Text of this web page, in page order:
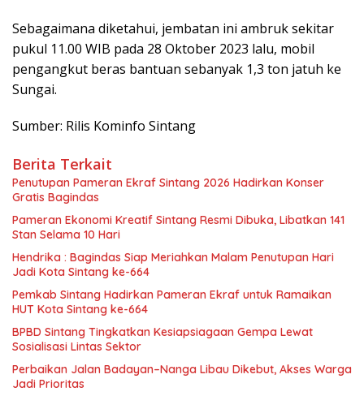
Sebagaimana diketahui, jembatan ini ambruk sekitar
pukul 11.00 WIB pada 28 Oktober 2023 lalu, mobil
pengangkut beras bantuan sebanyak 1,3 ton jatuh ke
Sungai.
Sumber: Rilis Kominfo Sintang
Berita Terkait
Penutupan Pameran Ekraf Sintang 2026 Hadirkan Konser
Gratis Bagindas
Pameran Ekonomi Kreatif Sintang Resmi Dibuka, Libatkan 141
Stan Selama 10 Hari
Hendrika : Bagindas Siap Meriahkan Malam Penutupan Hari
Jadi Kota Sintang ke-664
Pemkab Sintang Hadirkan Pameran Ekraf untuk Ramaikan
HUT Kota Sintang ke-664
BPBD Sintang Tingkatkan Kesiapsiagaan Gempa Lewat
Sosialisasi Lintas Sektor
Perbaikan Jalan Badayan–Nanga Libau Dikebut, Akses Warga
Jadi Prioritas